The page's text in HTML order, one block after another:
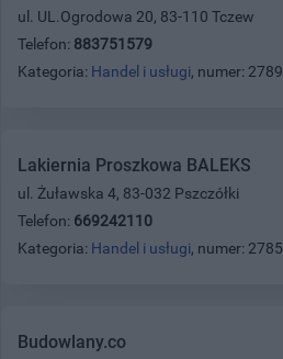
ul. UL.Ogrodowa 20, 83-110 Tczew
Telefon: 883751579
Kategoria: Handel i usługi, numer: 2789
Lakiernia Proszkowa BALEKS
ul. Żuławska 4, 83-032 Pszczółki
Telefon: 669242110
Kategoria: Handel i usługi, numer: 2785
Budowlany.co